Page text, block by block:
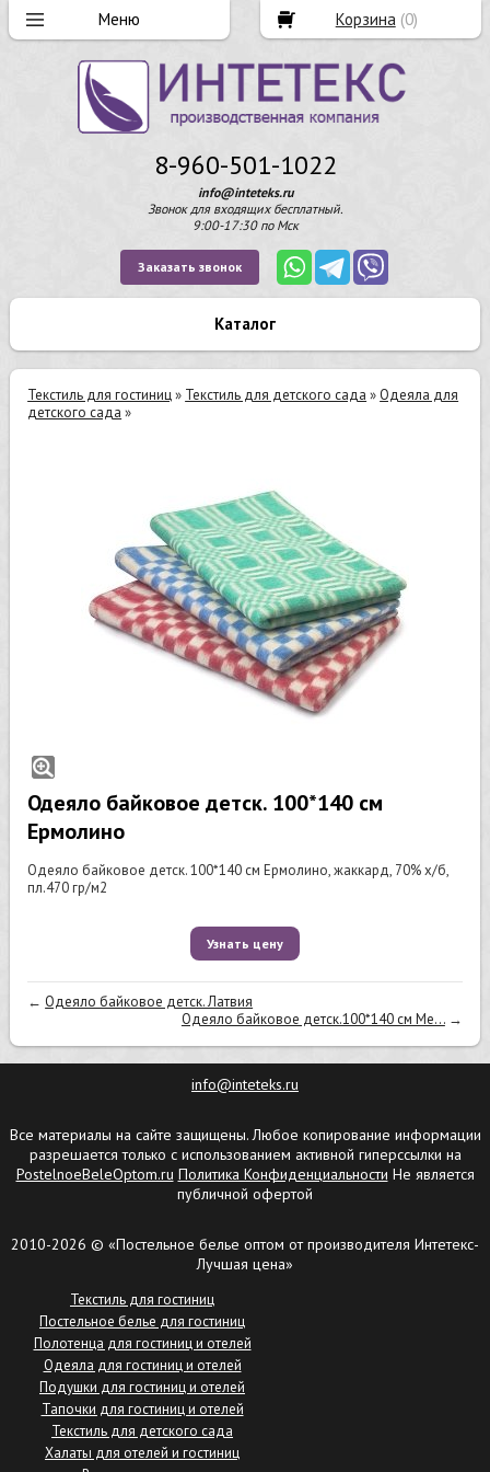
8-960-501-1022
info@inteteks.ru
Звонок для входящих бесплатный.
9:00-17:30 по Мск
Заказать звонок
Каталог
Текстиль для гостиниц» Текстиль для детского сада » Одеяла для
детского сада »
Одеяло байковое детск. 100*140 см
Ермолино
Одеяло байковое детск. 100*140 см Ермолино, жаккард, 70% х/б,
пл.470 гр/м2
Узнать цену
← Одеяло байковое детск. Латвия
Одеяло байковое детск.100*140 см Ме...→
info@inteteks.ru
Все материалы на сайте защищены. Любое копирование информации
разрешается только с использованием активной гиперссылки на
PostelnoeBeleOptom.ru Политика Конфиденциальности Не является
публичной офертой
2010-2026 © «Постельное белье оптом от производителя Интетекс-
Лучшая цена»
Текстиль для гостиниц
Постельное белье для гостиниц
Полотенца для гостиниц и отелей
Одеяла для гостиниц и отелей
Подушки для гостиниц и отелей
Тапочки для гостиниц и отелей
Текстиль для детского сада
Халаты для отелей и гостиниц
Корзина(0)